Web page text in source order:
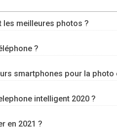
les meilleures photos ?
?
smartphones pour la photo
intelligent 2020 ?
en 2021 ?